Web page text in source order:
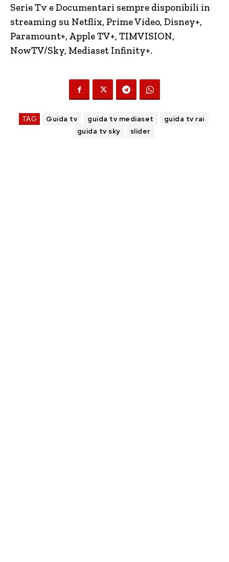
Serie Tv e Documentari sempre disponibili in
streaming su Netflix, Prime Video, Disney+,
Paramount+, Apple TV+, TIMVISION,
NowTV/Sky, Mediaset Infinity+.
TAG Guida tv guida tv mediaset
guida tv rai
guida tv sky
slider